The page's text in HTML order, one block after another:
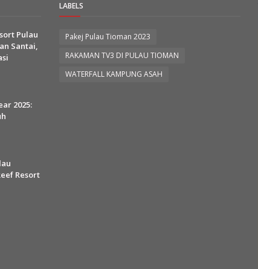
Pulau
Santai,
2025:
Resort
LABELS
Pakej Pulau Tioman 2023
RAKAMAN TV3 DI PULAU TIOMAN
WATERFALL KAMPUNG ASAH